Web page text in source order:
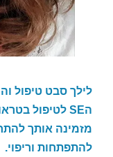
לילך סבט טיפול
הSE לטיפול
מזמינה אותך
להתפתחות וריפוי.